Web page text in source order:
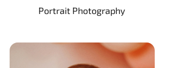
Portrait Photography